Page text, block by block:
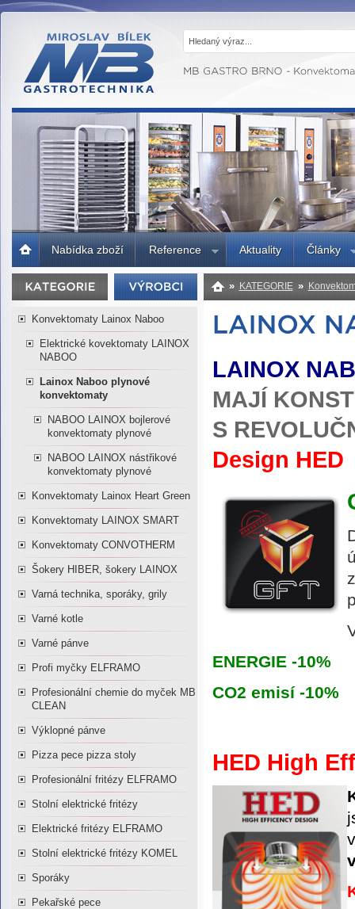
MB GASTRO
BRNO -
Gastrotechnika,
profesionální
kuchyně
strana
Nabídka zboží Reference Aktuality Články
Konvektomaty Lainox Naboo
Elektrické kovektomaty LAINOX
NABOO
Lainox Naboo plynové
konvektomaty
NABOO LAINOX bojlerové
konvektomaty plynové
NABOO LAINOX nástřikové
konvektomaty plynové
Konvektomaty Lainox Heart Green
Konvektomaty LAINOX SMART
Konvektomaty CONVOTHERM
Šokery HIBER, šokery LAINOX
Varná technika, sporáky, grily
Varné kotle
Varné pánve
Profi myčky ELFRAMO
Profesionální chemie do myček MB
CLEAN
Výklopné pánve
Pizza pece pizza stoly
Profesionální fritézy ELFRAMO
Stolní elektrické fritézy
Elektrické fritézy ELFRAMO
Stolní elektrické fritézy KOMEL
Sporáky
Pekařské pece
» KATEGORIE »
LAINOX
MAJÍ
S
Design HED
ENERGIE -10%
CO2 emisí -10%
HED High